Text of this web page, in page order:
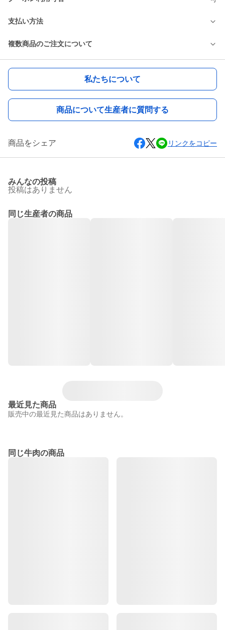
支払い方法
複数商品のご注文について
私たちについて
商品について生産者に質問する
商品をシェア リンクをコピー
みんなの投稿
投稿はありません
同じ生産者の商品
最近見た商品
販売中の最近見た商品はありません。
同じ牛肉の商品